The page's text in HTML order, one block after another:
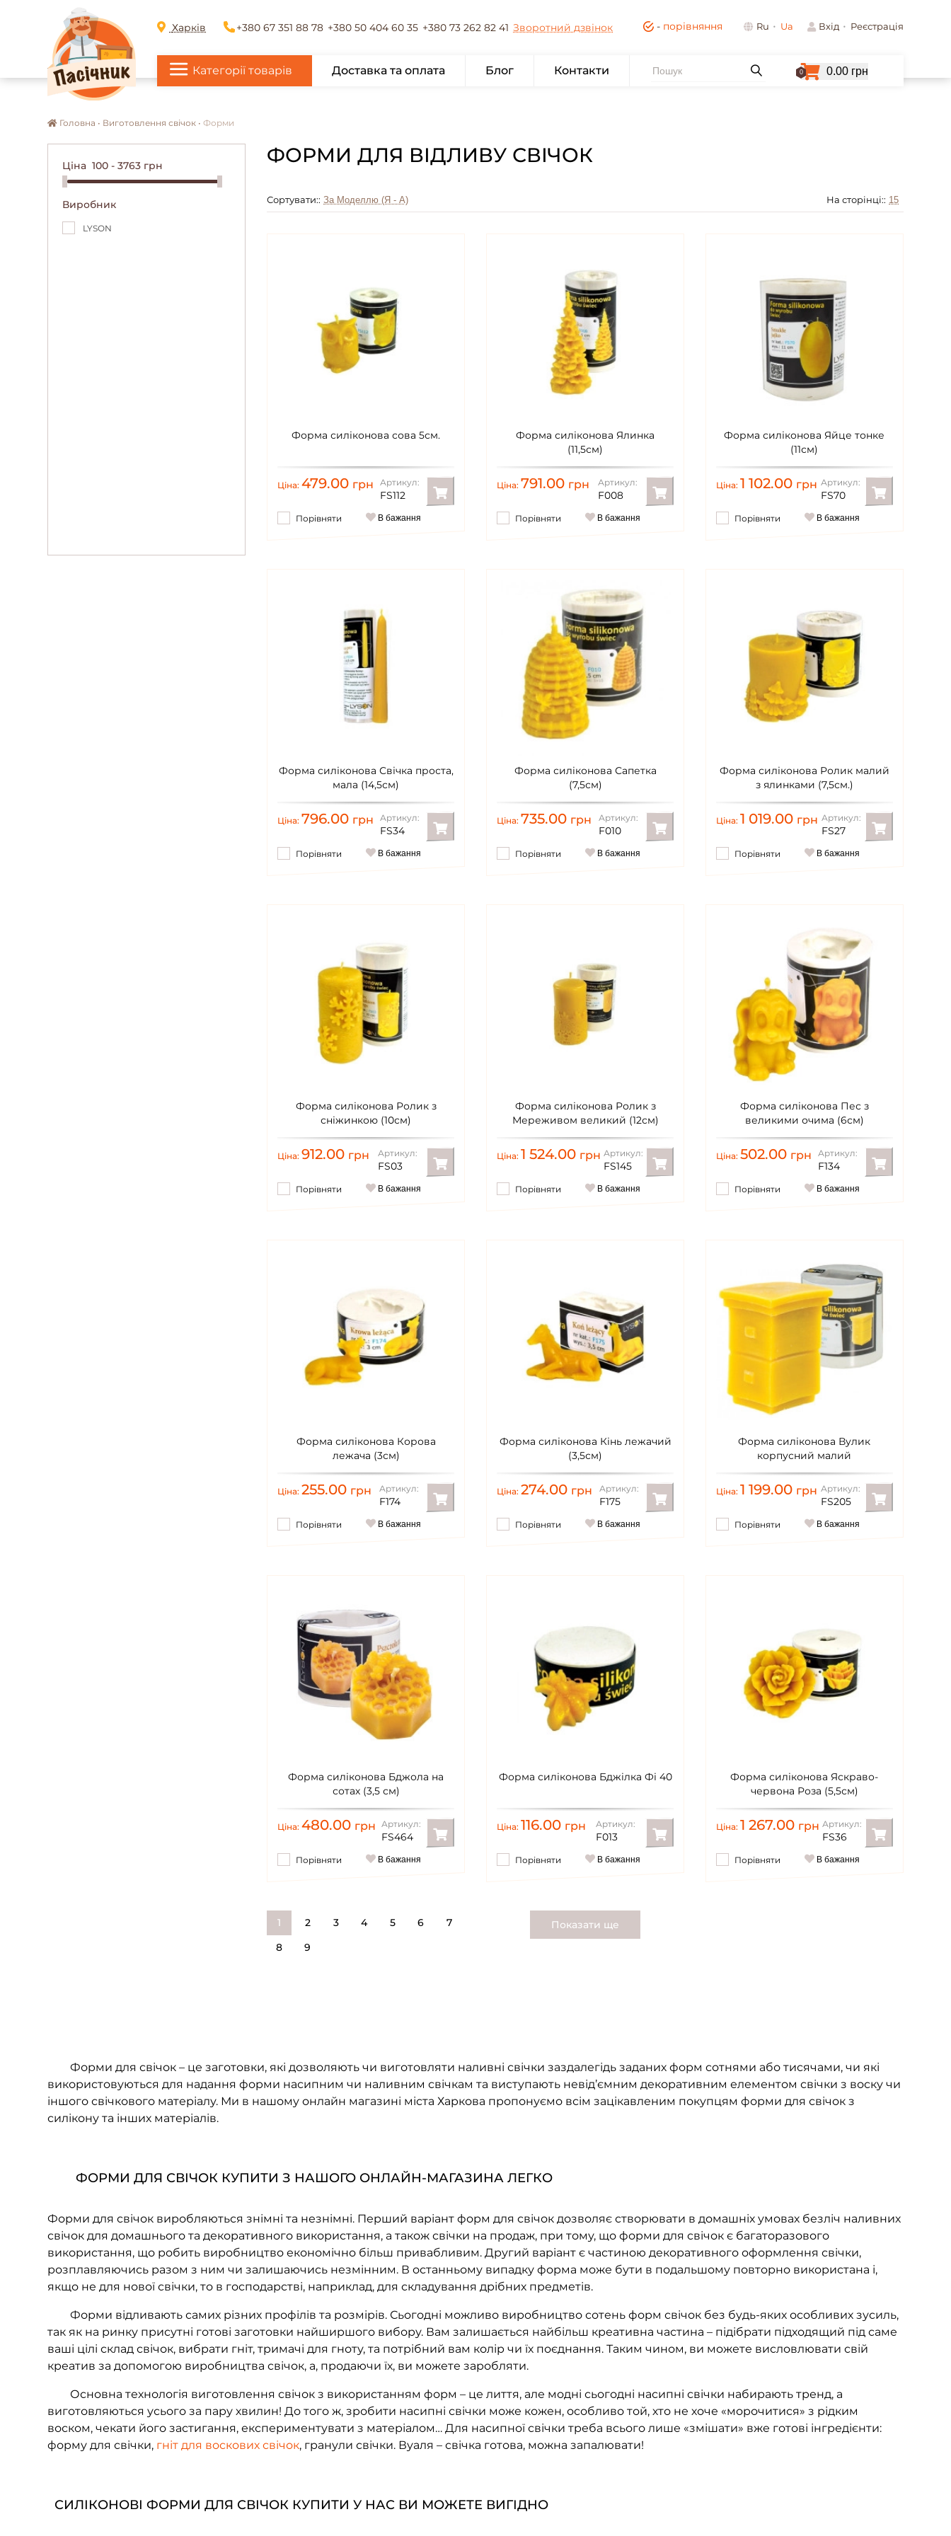
Харків +380 67 351 88 78 +380 50 404 60 35 +380 73 262 82 41 Зворотний дзвінок - порівняння Ru Ua Вхід Реєстрація
Категорії товарів Доставка та оплата Блог Контакти 0 0.00 грн
Головна • Виготовлення свічок • Форми
Ціна 100 - 3763 грн
Виробник
LYSON
ФОРМИ ДЛЯ ВІДЛИВУ СВІЧОК
Сортувати:: На сторінці::
Форма силіконова сова 5см.
Ціна:479.00 грн Артикул:
FS112
Порівняти В бажання
Форма силіконова Ялинка
(11,5см)
Ціна:791.00 грн Артикул:
F008
Порівняти В бажання
Форма силіконова Яйце тонке
(11см)
Ціна: 1 102.00 грн Артикул:
FS70
Порівняти В бажання
Форма силіконова Свічка проста,
мала (14,5см)
Ціна:796.00 грн Артикул:
FS34
Порівняти В бажання
Форма силіконова Сапетка
(7,5см)
Ціна:735.00 грн Артикул:
F010
Порівняти В бажання
Форма силіконова Ролик малий
з ялинками (7,5см.)
Ціна: 1 019.00 грн Артикул:
FS27
Порівняти В бажання
Форма силіконова Ролик з
сніжинкою (10см)
Ціна:912.00 грн Артикул:
FS03
Порівняти В бажання
Форма силіконова Ролик з
Мереживом великий (12см)
Ціна: 1 524.00 грн Артикул:
FS145
Порівняти В бажання
Форма силіконова Пес з
великими очима (6см)
Ціна: 502.00 грн Артикул:
F134
Порівняти В бажання
Форма силіконова Корова
лежача (3см)
Ціна:255.00 грн Артикул:
F174
Порівняти В бажання
Форма силіконова Кінь лежачий
(3,5см)
Ціна:274.00 грн Артикул:
F175
Порівняти В бажання
Форма силіконова Вулик
корпусний малий
Ціна: 1 199.00 грн Артикул:
FS205
Порівняти В бажання
Форма силіконова Бджола на
сотах (3,5 см)
Ціна:480.00 грн Артикул:
FS464
Порівняти В бажання
Форма силіконова Бджілка Фі 40
Ціна: 116.00 грн Артикул:
F013
Порівняти В бажання
Форма силіконова Яскраво-
червона Роза (5,5см)
Ціна: 1 267.00 грн Артикул:
FS36
Порівняти В бажання
1 2 3 4 5 6
7
8
9
Показати ще
Форми для свічок – це заготовки, які дозволяють чи виготовляти наливні свічки заздалегідь заданих форм сотнями або тисячами, чи які
використовуються для надання форми насипним чи наливним свічкам та виступають невід’ємним декоративним елементом свічки з воску чи
іншого свічкового матеріалу. Ми в нашому онлайн магазині міста Харкова пропонуємо всім зацікавленим покупцям форми для свічок з
силікону та інших матеріалів.
ФОРМИ ДЛЯ СВІЧОК КУПИТИ З НАШОГО ОНЛАЙН-МАГАЗИНА ЛЕГКО
Форми для свічок виробляються знімні та незнімні. Перший варіант форм для свічок дозволяє створювати в домашніх умовах безліч наливних
свічок для домашнього та декоративного використання, а також свічки на продаж, при тому, що форми для свічок є багаторазового
використання, що робить виробництво економічно більш привабливим. Другий варіант є частиною декоративного оформлення свічки,
розплавляючись разом з ним чи залишаючись незмінним. В останньому випадку форма може бути в подальшому повторно використана і,
якщо не для нової свічки, то в господарстві, наприклад, для складування дрібних предметів.
Форми відливають самих різних профілів та розмірів. Сьогодні можливо виробництво сотень форм свічок без будь-яких особливих зусиль,
так як на ринку присутні готові заготовки найширшого вибору. Вам залишається найбільш креативна частина – підібрати підходящий під саме
ваші цілі склад свічок, вибрати гніт, тримачі для гноту, та потрібний вам колір чи їх поєднання. Таким чином, ви можете висловлювати свій
креатив за допомогою виробництва свічок, а, продаючи їх, ви можете заробляти.
Основна технологія виготовлення свічок з використанням форм – це лиття, але модні сьогодні насипні свічки набирають тренд, а
виготовляються усього за пару хвилин! До того ж, зробити насипні свічки може кожен, особливо той, хто не хоче «морочитися» з рідким
воском, чекати його застигання, експериментувати з матеріалом… Для насипної свічки треба всього лише «змішати» вже готові інгредієнти:
форму для свічки, гніт для воскових свічок, гранули свічки. Вуаля – свічка готова, можна запалювати!
СИЛІКОНОВІ ФОРМИ ДЛЯ СВІЧОК КУПИТИ У НАС ВИ МОЖЕТЕ ВИГІДНО